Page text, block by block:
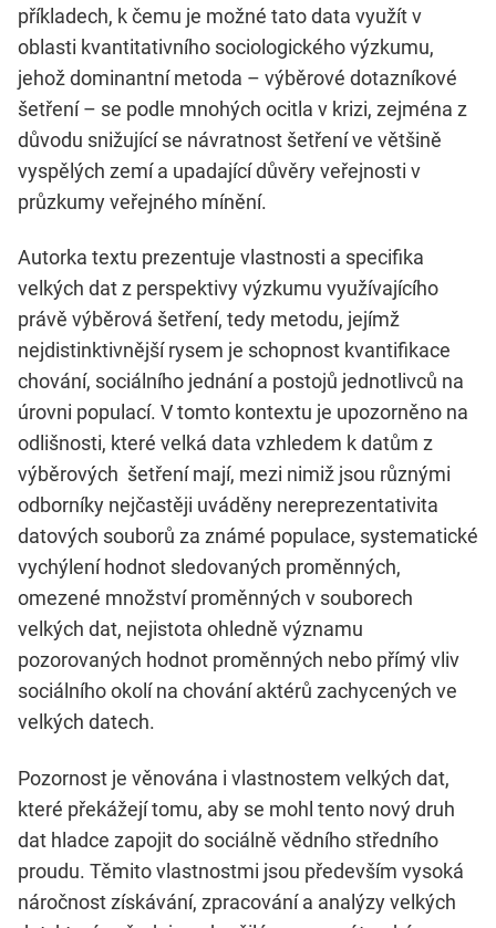
příkladech, k čemu je možné tato data využít v
oblasti kvantitativního sociologického výzkumu,
jehož dominantní metoda – výběrové dotazníkové
šetření – se podle mnohých ocitla v krizi, zejména z
důvodu snižující se návratnost šetření ve většině
vyspělých zemí a upadající důvěry veřejnosti v
průzkumy veřejného mínění.
Autorka textu prezentuje vlastnosti a specifika
velkých dat z perspektivy výzkumu využívajícího
právě výběrová šetření, tedy metodu, jejímž
nejdistinktivnější rysem je schopnost kvantifikace
chování, sociálního jednání a postojů jednotlivců na
úrovni populací. V tomto kontextu je upozorněno na
odlišnosti, které velká data vzhledem k datům z
výběrových šetření mají, mezi nimiž jsou různými
odborníky nejčastěji uváděny nereprezentativita
datových souborů za známé populace, systematické
vychýlení hodnot sledovaných proměnných,
omezené množství proměnných v souborech
velkých dat, nejistota ohledně významu
pozorovaných hodnot proměnných nebo přímý vliv
sociálního okolí na chování aktérů zachycených ve
velkých datech.
Pozornost je věnována i vlastnostem velkých dat,
které překážejí tomu, aby se mohl tento nový druh
dat hladce zapojit do sociálně vědního středního
proudu. Těmito vlastnostmi jsou především vysoká
náročnost získávání, zpracování a analýzy velkých